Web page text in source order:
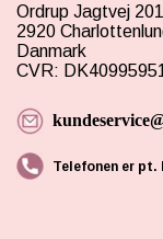
Ordrup Jagtvej 201
2920
Danmark
CVR:
Telefonen er